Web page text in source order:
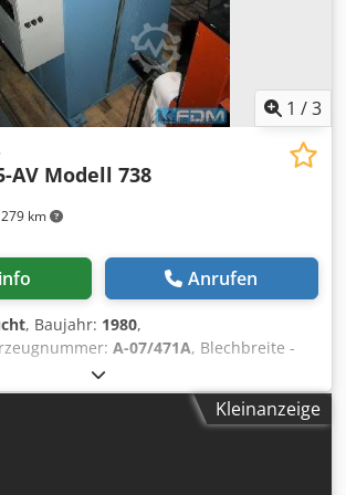
1 /3
279 km
AV Modell 738
Anrufen
, Baujahr: 1980,
A-07/471A, Blechbreite -
40 mm Anzahl
2+2 Blechdicke - min.: 0,4 mm
Blechdicke - max.: 3,5 mm Gewicht:
ca.: 0,6x0,65x1,15 m Band-Richtmaschine
verstellbaren VARI-Antrieb,
Kleinanzeige